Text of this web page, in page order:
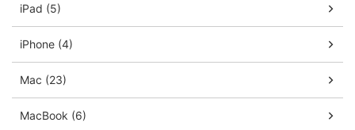
iPad (5)
iPhone (4)
Mac (23)
MacBook (6)